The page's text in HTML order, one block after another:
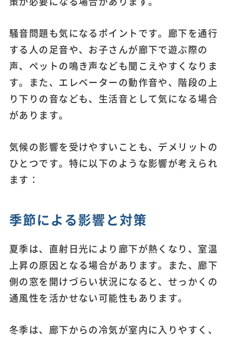
騒音問題も気になるポイントです。廊下を通行
する人の足音や、お子さんが廊下で遊ぶ際の
声、ペットの鳴き声なども聞こえやすくなりま
す。また、エレベーターの動作音や、階段の上
り下りの音なども、生活音として気になる場合
があります。
気候の影響を受けやすいことも、デメリットの
ひとつです。特に以下のような影響が考えられ
ます：
季節による影響と対策
夏季は、直射日光により廊下が熱くなり、室温
上昇の原因となる場合があります。また、廊下
側の窓を開けづらい状況になると、せっかくの
通風性を活かせない可能性もあります。
冬季は、廊下からの冷気が室内に入りやすく、